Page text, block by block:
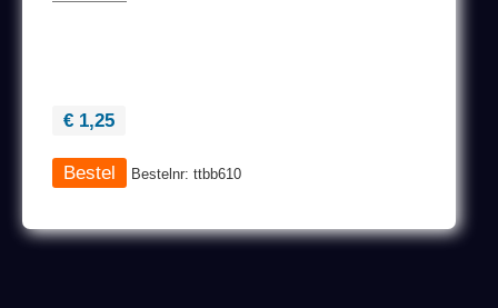
€ 1,25
Bestelnr: ttbb610